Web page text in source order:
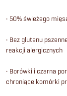
• 50% świeżego
• Bez glutenu
reakcji alergicznych
• Borówki i czarna
chroniące komórki